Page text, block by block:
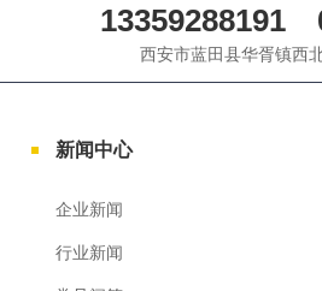
13359288191
西安市蓝田县华胥镇西
新闻中心
企业新闻
行业新闻